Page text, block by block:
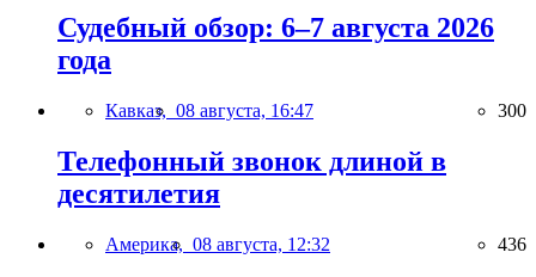
Судебный обзор: 6–7 августа 2026
года
Кавказ, 08 августа, 16:47 300
Телефонный звонок длиной в
десятилетия
Америка, 08 августа, 12:32 436